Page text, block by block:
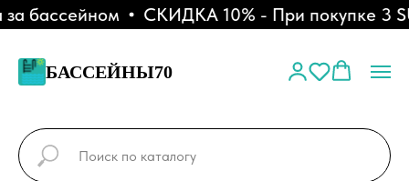
бассейном СКИДКА 10% - При покупке 3
БАССЕЙНЫ70